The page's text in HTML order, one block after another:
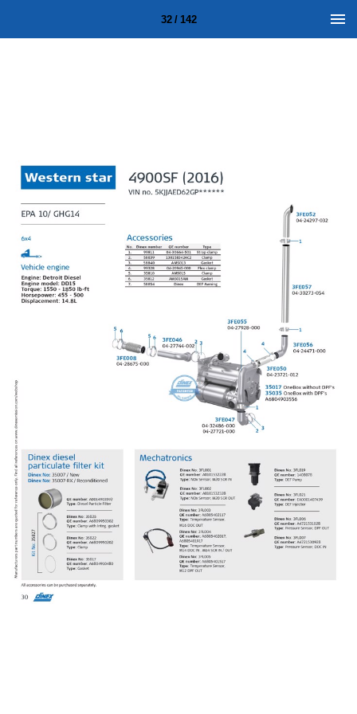
32 / 142